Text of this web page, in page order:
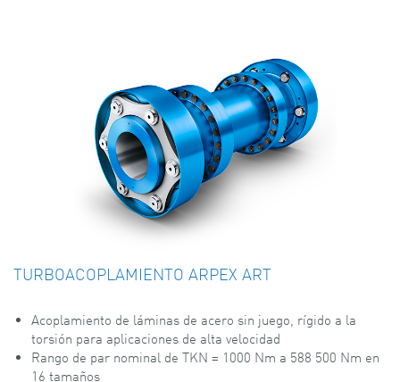
TURBOACOPLAMIENTO ARPEX ART
Acoplamiento de láminas de acero sin juego, rígido a la
torsión para aplicaciones de alta velocidad
Rango de par nominal de TKN = 1000 Nm a 588 500 Nm en
16 tamaños